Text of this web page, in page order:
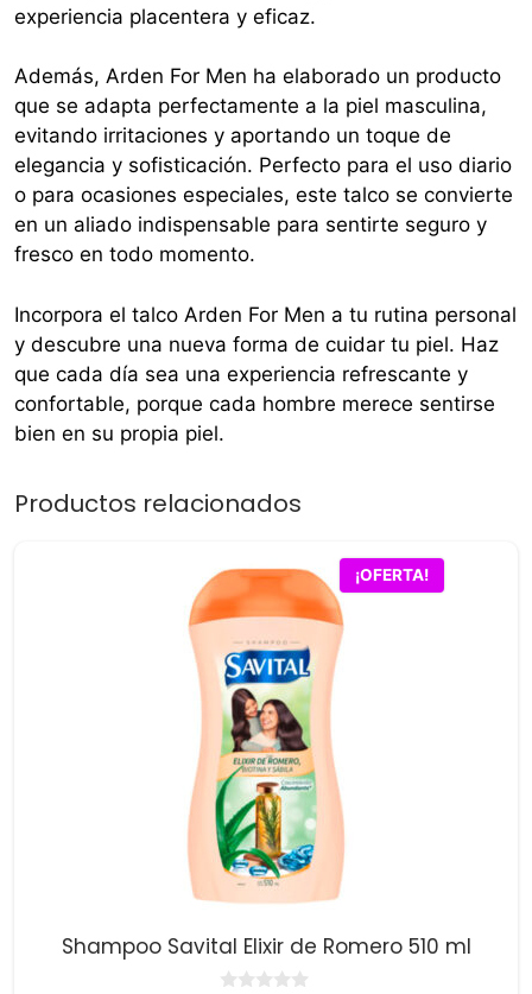
experiencia placentera y eficaz.
Además, Arden For Men ha elaborado un producto
que se adapta perfectamente a la piel masculina,
evitando irritaciones y aportando un toque de
elegancia y sofisticación. Perfecto para el uso diario
o para ocasiones especiales, este talco se convierte
en un aliado indispensable para sentirte seguro y
fresco en todo momento.
Incorpora el talco Arden For Men a tu rutina personal
y descubre una nueva forma de cuidar tu piel. Haz
que cada día sea una experiencia refrescante y
confortable, porque cada hombre merece sentirse
bien en su propia piel.
Productos relacionados
¡OFERTA!
Shampoo Savital Elixir de Romero 510 ml